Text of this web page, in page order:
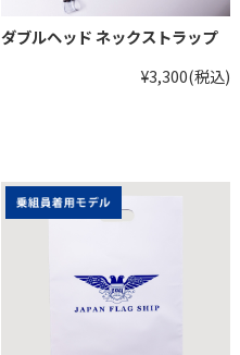
ダブルヘッド ネックストラップ
¥3,300(税込)